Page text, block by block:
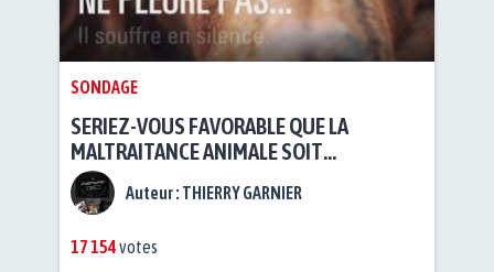
SONDAGE
SERIEZ-VOUS FAVORABLE QUE LA
MALTRAITANCE ANIMALE SOIT
DÉSORMAIS UN CRIME PASSIBLE DE
PRISON EN FRANCE ?
Auteur : THIERRY GARNIER
17 154votes